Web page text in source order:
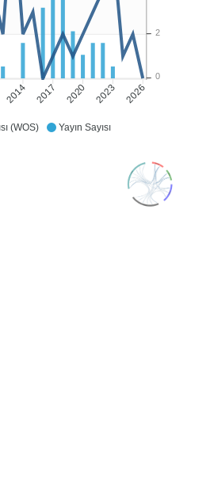
(WOS) Yayın Sayısı
2014 2017 2020 2023 2026
2
0